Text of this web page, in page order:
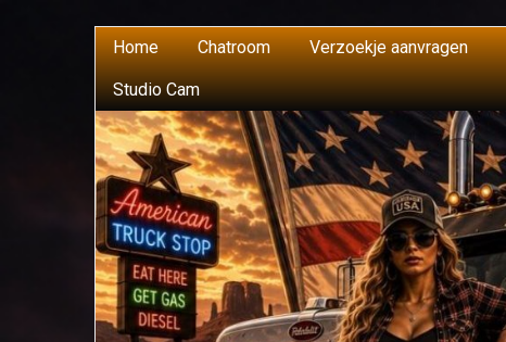
Home Chatroom Verzoekje aanvragen
Studio Cam